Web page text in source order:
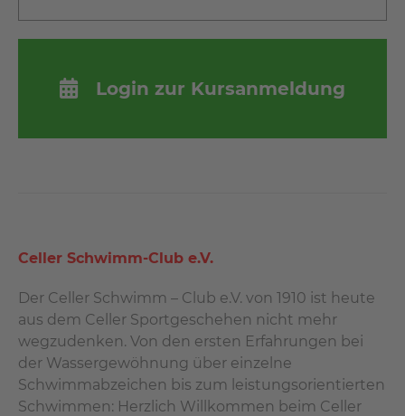
Login zur Kursanmeldung
Celler Schwimm-Club e.V.
Der Celler Schwimm – Club e.V. von 1910 ist heute
aus dem Celler Sportgeschehen nicht mehr
wegzudenken. Von den ersten Erfahrungen bei
der Wassergewöhnung über einzelne
Schwimmabzeichen bis zum leistungsorientierten
Schwimmen: Herzlich Willkommen beim Celler